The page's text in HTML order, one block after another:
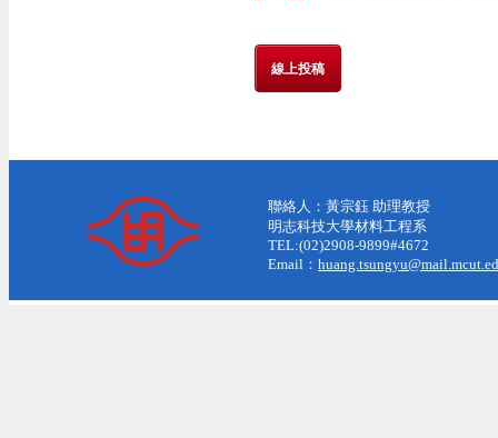
線上投稿
聯絡人：黃宗鈺 助理教授
明志科技大學材料工程系
TEL:(02)2908-9899#4672
Email：